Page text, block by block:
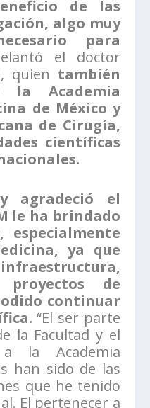
de las
algo muy
para
el doctor
quien también
la Academia
de México y
de Cirugía,
científicas
agradeció el
le ha brindado
ya que
proyectos de
continuar
“El ser parte
la Facultad y el
la Academia
han sido de las
que he tenido
El pertenecer a